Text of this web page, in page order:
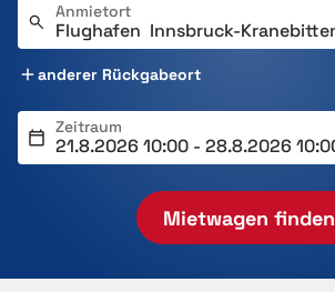
Anmietort
anderer Rückgabeort
Zeitraum
Mietwagen finden